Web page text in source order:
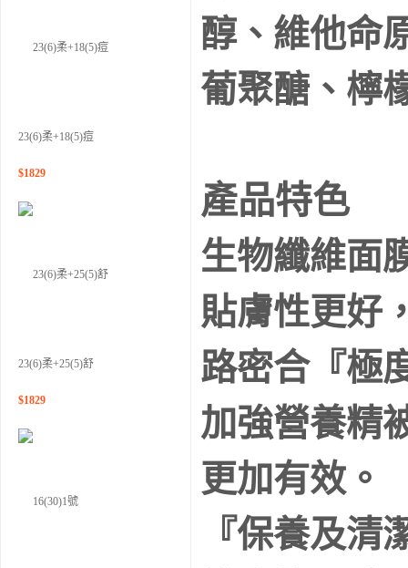
23(6)柔+18(5)痘
$1829
23(6)柔+25(5)舒
$1829
醇、維他命
葡聚醣、檸
產品特色
生物纖維面
貼膚性更好
路密合『極
加強營養精
更加有效。
『保養及